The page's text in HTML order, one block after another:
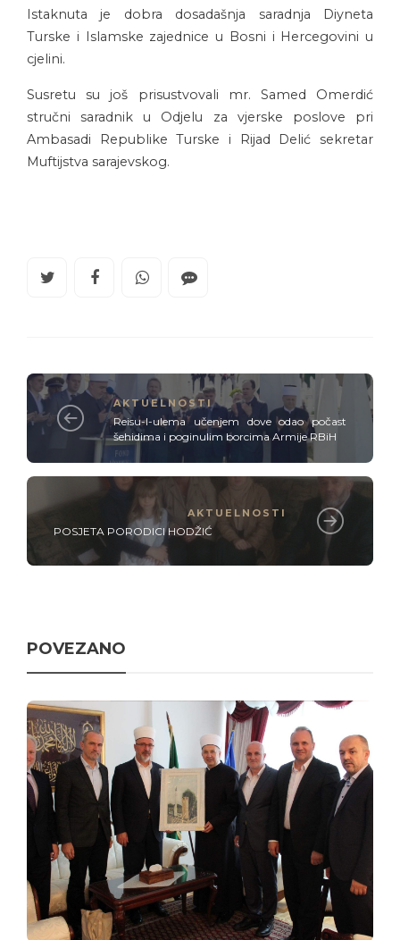
Istaknuta je dobra dosadašnja saradnja Diyneta
Turske i Islamske zajednice u Bosni i Hercegovini u
cjelini.
Susretu su još prisustvovali mr. Samed Omerdić
stručni saradnik u Odjelu za vjerske poslove pri
Ambasadi Republike Turske i Rijad Delić sekretar
Muftijstva sarajevskog.
AKTUELNOSTI
Reisu-l-ulema učenjem dove odao počast
šehidima i poginulim borcima Armije RBiH
AKTUELNOSTI
POSJETA PORODICI HODŽIĆ
POVEZANO